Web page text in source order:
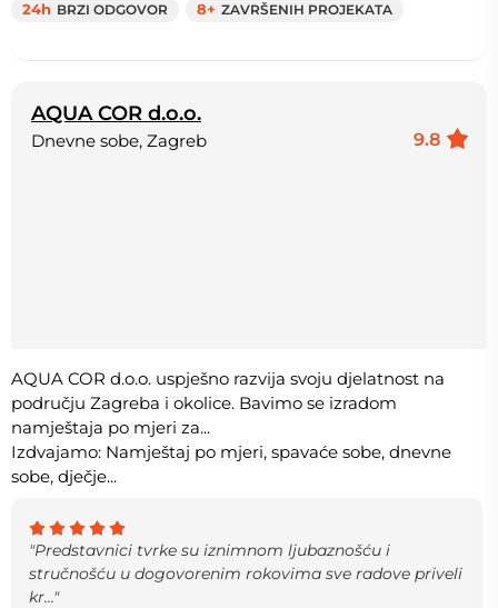
24h BRZI ODGOVOR 8+ ZAVRŠENIH PROJEKATA
AQUA COR d.o.o.
9.8
Dnevne sobe, Zagreb
AQUA COR d.o.o. uspješno razvija svoju djelatnost na
području Zagreba i okolice. Bavimo se izradom
namještaja po mjeri za...
Izdvajamo: Namještaj po mjeri, spavaće sobe, dnevne
sobe, dječje...
"Predstavnici tvrke su iznimnom ljubaznošću i
stručnošću u dogovorenim rokovima sve radove priveli
kr..."